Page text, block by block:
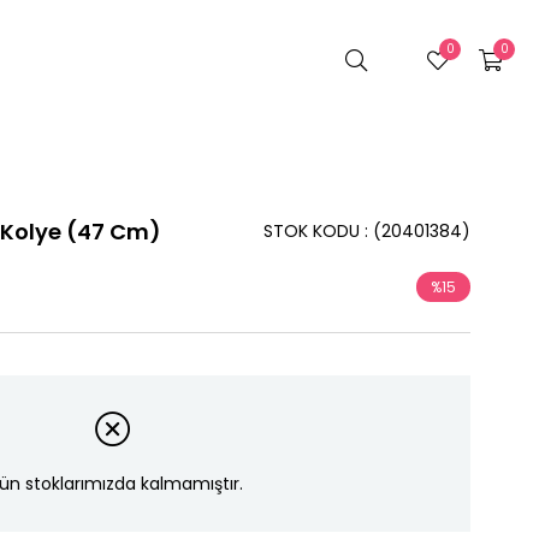
0
0
(47 Cm) (20401384)
STOK KODU
%15
stoklarımızda kalmamıştır.